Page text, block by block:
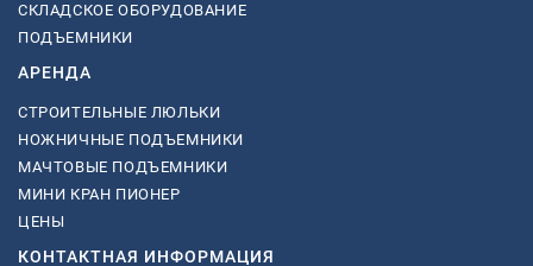
СКЛАДСКОЕ ОБОРУДОВАНИЕ
ПОДЪЕМНИКИ
АРЕНДА
СТРОИТЕЛЬНЫЕ ЛЮЛЬКИ
НОЖНИЧНЫЕ ПОДЪЕМНИКИ
МАЧТОВЫЕ ПОДЪЕМНИКИ
МИНИ КРАН ПИОНЕР
ЦЕНЫ
КОНТАКТНАЯ ИНФОРМАЦИЯ